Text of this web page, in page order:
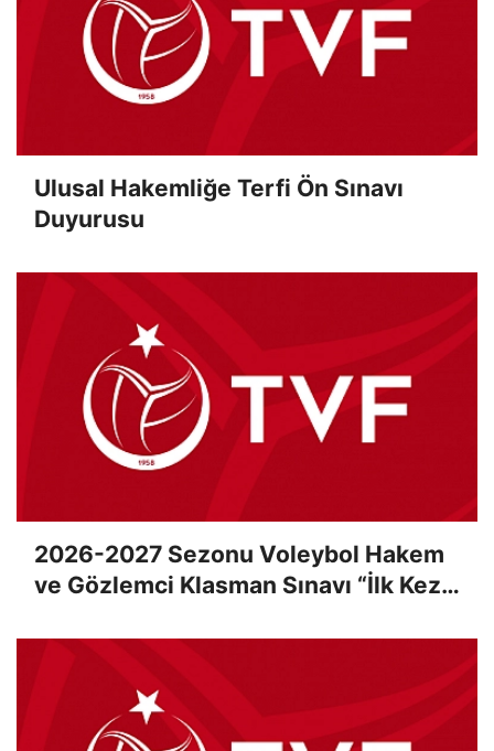
Ulusal Hakemliğe Terfi Ön Sınavı
Duyurusu
2026-2027 Sezonu Voleybol Hakem
ve Gözlemci Klasman Sınavı “İlk Kez”